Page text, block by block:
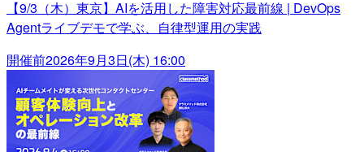
【9/3（木）東京】AIを活用した障害対応最前線 | DevOps
Agentライブデモで学ぶ、自律型運用の実践
開催前2026年9月3日(木) 16:00